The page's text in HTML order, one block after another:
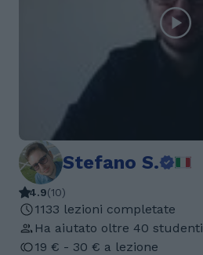
Stefano S.
4.9(10)
1133 lezioni completate
Ha aiutato oltre 40 studenti
19 € - 30 € a lezione